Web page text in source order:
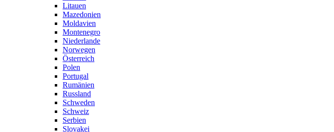
Litauen
Mazedonien
Moldavien
Montenegro
Niederlande
Norwegen
Österreich
Polen
Portugal
Rumänien
Russland
Schweden
Schweiz
Serbien
Slovakei